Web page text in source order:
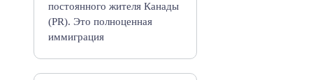
постоянного жителя Канады
(PR). Это полноценная
иммиграция